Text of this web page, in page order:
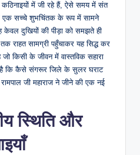
में जी रहे हैं, ऐसे समय में संत
एक सच्चे शुभचिंतक के रूप में सामने
दुखियों की पीड़ा को समझते ही
राहत सामग्री पहुँचाकर यह सिद्ध कर
किसी के जीवन में वास्तविक सहारा
कि कैसे संगरूर जिले के सुलर घराट
जी महाराज ने जीने की एक नई
स्थिति और